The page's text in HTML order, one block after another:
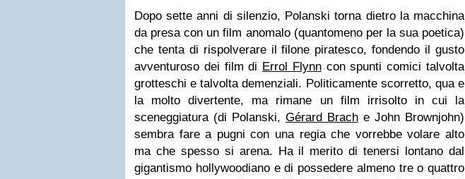
Dopo sette anni di silenzio, Polanski torna dietro la macchina
da presa con un film anomalo (quantomeno per la sua poetica)
che tenta di rispolverare il filone piratesco, fondendo il gusto
avventuroso dei film di Errol Flynncon spunti comici talvolta
grotteschi e talvolta demenziali. Politicamente scorretto, qua e
la molto divertente, ma rimane un film irrisolto in cui la
sceneggiatura (di Polanski, Gérard Brach e John Brownjohn)
sembra fare a pugni con una regia che vorrebbe volare alto
ma che spesso si arena. Ha il merito di tenersi lontano dal
gigantismo hollywoodiano e di possedere almeno tre o quattro